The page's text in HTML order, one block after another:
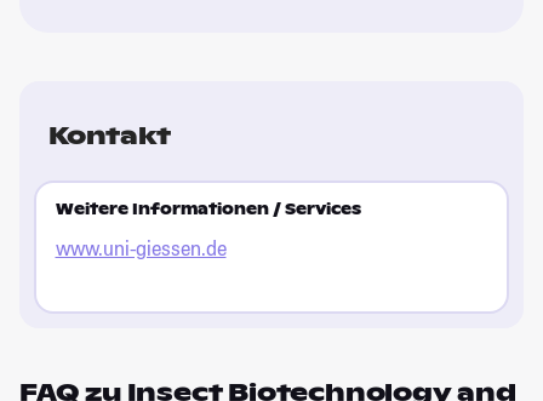
Kontakt
Weitere Informationen / Services
www.uni-giessen.de
FAQ zu Insect Biotechnology and